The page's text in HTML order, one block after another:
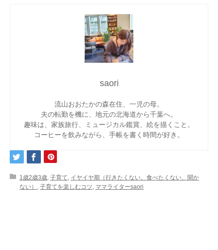
saori
流山おおたかの森在住、一児の母。
夫の転勤を機に、地元の北海道から千葉へ。
趣味は、家族旅行、ミュージカル鑑賞、絵を描くこと。
コーヒーを飲みながら、手帳を書く時間が好き。
1歳2歳3歳, 子育て, イヤイヤ期（行きたくない、食べたくない、聞か
ない） , 子育てを楽しむコツ, ママライターsaori